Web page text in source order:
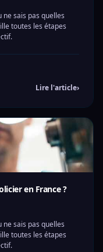
ne sais pas quelles
toutes les étapes
Lire l'article›
en France ?
ne sais pas quelles
toutes les étapes